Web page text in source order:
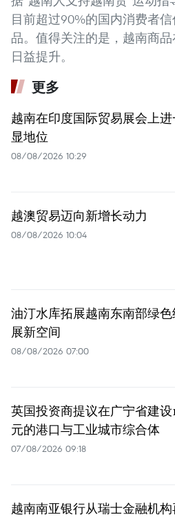
目前超过90%的国内消费者
品。值得关注的是，越南商
日益提升。
更多
越南在印度国际贸易展会上
显地位
08/08/2026 10:29
越澳贸易迈向新增长动力
08/08/2026 10:04
油汀水库拓展越南东南部绿
展新空间
08/08/2026 07:00
英国投资商提议在广宁省建设
元的港口与工业城市综合体
07/08/2026 09:18
越南南亚银行从瑞士金融机